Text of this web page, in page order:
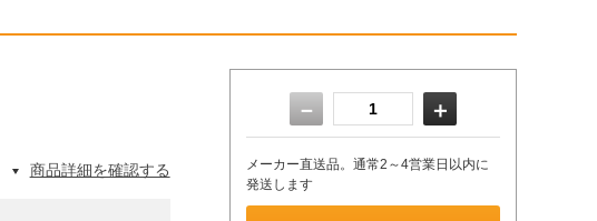
商品詳細を確認する
－ ＋
メーカー直送品。通常2～4営業日以内に
発送します